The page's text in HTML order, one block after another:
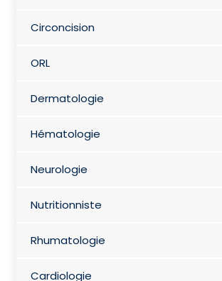
Circoncision
ORL
Dermatologie
Hématologie
Neurologie
Nutritionniste
Rhumatologie
Cardiologie